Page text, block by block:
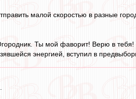
малой скоростью в разные
Ты мой фаворит! Верю в тебя!
энергией, вступил в